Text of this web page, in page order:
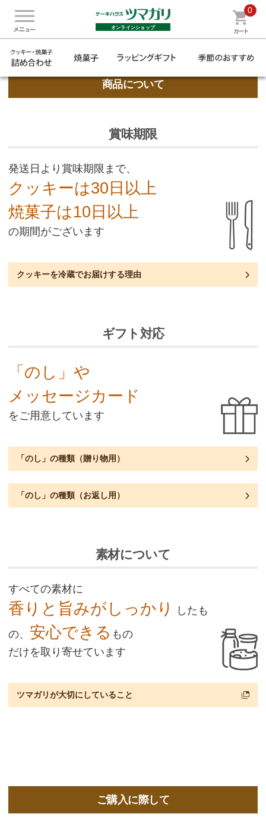
0
オンラインショップ
ご利用前に必ずご確認ください
はじめての方へ
商品について
賞味期限
発送日より賞味期限まで、
クッキーは30日以上
焼菓子は10日以上
の期間がございます
クッキーを冷蔵でお届けする理由
ギフト対応
「のし」や
メッセージカード
をご用意しています
「のし」の種類（贈り物用）
「のし」の種類（お返し用）
素材について
すべての素材に
香りと旨みがしっかり
したも
の、 安心できる もの
だけを取り寄せています
ツマガリが大切にしていること
ご購入に際して